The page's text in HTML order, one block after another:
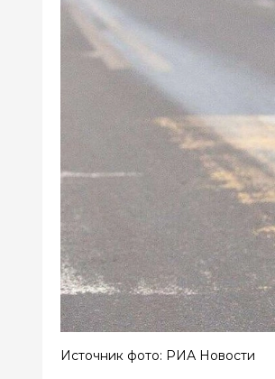
Источник фото: РИА Новости